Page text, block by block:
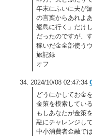
年末にふいに夫が
の言葉からあれよ
艦島に行く」だけ
だったのですが、
稼いだ金全部使う
旅記録
オフ
2024/10/08 02:47:34
どうにかしてお金
金策を模索してい
もしあなたが金策
融にチャレンジし
中小消費者金融で